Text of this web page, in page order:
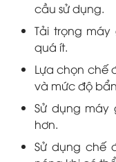
cầu sử dụng.
Tải trọng
quá ít.
Lựa chọn chế
và mức độ
Sử dụng máy
hơn.
Sử dụng chế